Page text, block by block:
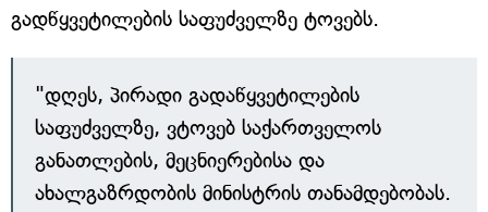
გადწყვეტილების საფუძველზე ტოვებს.
"დღეს, პირადი გადაწყვეტილების
საფუძველზე, ვტოვებ საქართველოს
განათლების, მეცნიერებისა და
ახალგაზრდობის მინისტრის თანამდებობას.